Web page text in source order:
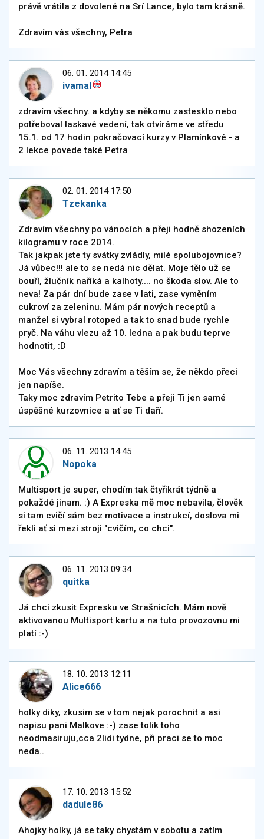
právě vrátila z dovolené na Srí Lance, bylo tam krásně.
Zdravím vás všechny, Petra
06. 01. 2014 14:45
ivamal
zdravím všechny. a kdyby se někomu zastesklo nebo
potřeboval laskavé vedení, tak otvíráme ve středu
15.1. od 17 hodin pokračovací kurzy v Plamínkové - a
2 lekce povede také Petra
02. 01. 2014 17:50
Tzekanka
Zdravím všechny po vánocích a přeji hodně shozeních
kilogramu v roce 2014.
Tak jakpak jste ty svátky zvládly, milé spolubojovnice?
Já vůbec!!! ale to se nedá nic dělat. Moje tělo už se
bouří, žlučník naříká a kalhoty.... no škoda slov. Ale to
neva! Za pár dní bude zase v lati, zase vyměním
cukroví za zeleninu. Mám pár nových receptů a
manžel si vybral rotoped a tak to snad bude rychle
pryč. Na váhu vlezu až 10. ledna a pak budu teprve
hodnotit, :D
Moc Vás všechny zdravím a těším se, že někdo přeci
jen napíše.
Taky moc zdravím Petrito Tebe a přeji Ti jen samé
úspěšné kurzovnice a ať se Ti daří.
06. 11. 2013 14:45
Nopoka
Multisport je super, chodím tak čtyřikrát týdně a
pokaždé jinam. :) A Expreska mě moc nebavila, člověk
si tam cvičí sám bez motivace a instrukcí, doslova mi
řekli ať si mezi stroji "cvičím, co chci".
06. 11. 2013 09:34
quitka
Já chci zkusit Expresku ve Strašnicích. Mám nově
aktivovanou Multisport kartu a na tuto provozovnu mi
platí :-)
18. 10. 2013 12:11
Alice666
holky diky, zkusim se v tom nejak porochnit a asi
napisu pani Malkove :-) zase tolik toho
neodmasiruju,cca 2lidi tydne, při praci se to moc
neda..
17. 10. 2013 15:52
dadule86
Ahojky holky, já se taky chystám v sobotu a zatím